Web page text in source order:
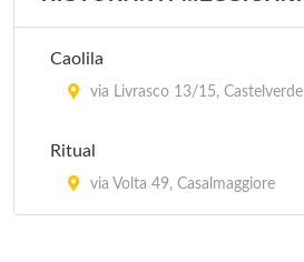
Caolila
via Livrasco 13/15, Castelverde
Ritual
via Volta 49, Casalmaggiore